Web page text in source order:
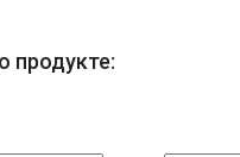
продукте: